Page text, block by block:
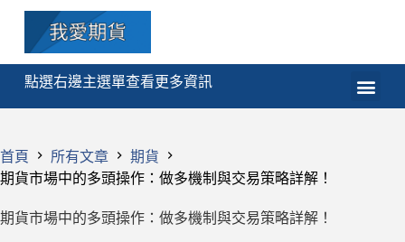
點選右邊主選單查看更多資訊
首頁 所有文章
期貨
期貨市場中的多頭操作：做多機制與交易策略詳解！
期貨市場中的多頭操作：做多機制與交易策略詳解！